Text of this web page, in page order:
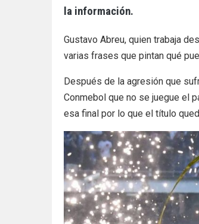
la información.
Gustavo Abreu, quien trabaja
varias frases que pintan qué
Después de la agresión que
Conmebol que no se juegue el
esa final por lo que el título